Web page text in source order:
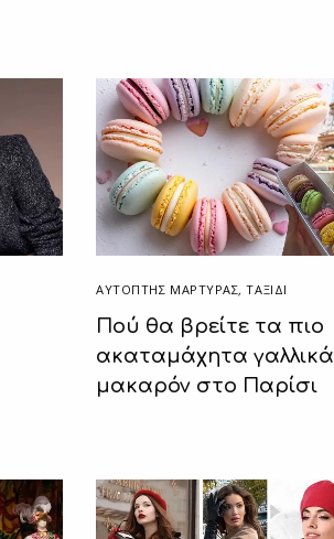
ΑΥΤΌΠΤΗΣ ΜΆΡΤΥΡΑΣ,ΤΑΞΙΔΙ
Πού θα βρείτε τα πιο
ακαταμάχητα γαλλικά
μακαρόν στο Παρίσι